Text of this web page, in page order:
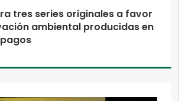
tres series originales a favor
ambiental producidas en